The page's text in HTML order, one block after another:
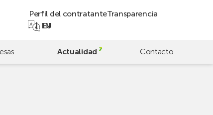
Perfil del contratanteTransparencia
EU
EN
Actualidad Contacto